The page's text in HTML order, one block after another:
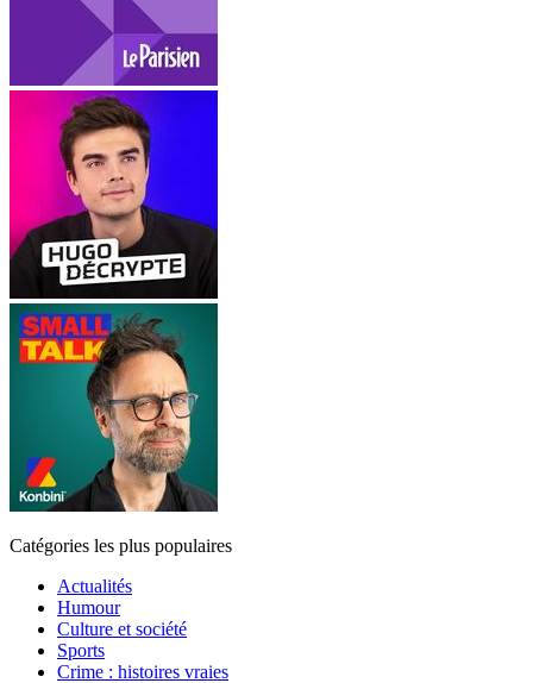
Catégories les plus populaires
Actualités
Humour
Culture et société
Sports
Crime : histoires vraies